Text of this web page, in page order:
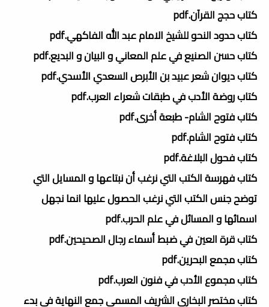
كتاب حجج القرآن.pdf
كتاب حدود النحو للشيخ الامام عبد الله الفاكهي.pdf
كتاب حسن الصنيع في علم المعاني و البيان و البديع.pdf
كتاب ديوان شعر عبيد بن الأبرص السعدي الأسدي.pdf
كتاب روضة الأدب في طبقات شعراء العرب.pdf
كتاب فتوح الشام- طبعة أخرى.pdf
كتاب فتوح الشام.pdf
كتاب فحول البلاغة.pdf
كتاب فهرسة الكتب التي نرغب أن نبتاعها و المسايل التي
توضح جنس الكتب التي نرغب الحصول عليها انما نجهل
اسمائها و المسائل في علم الحرب.pdf
كتاب قرة العين في ضبط أسماء رجال الصحيحين.pdf
كتاب مجمع البحرين.pdf
كتاب مجموع الأدب في فنون العرب.pdf
كتاب مختصر البخاري الشريف المسمى جمع النهاية في بدء